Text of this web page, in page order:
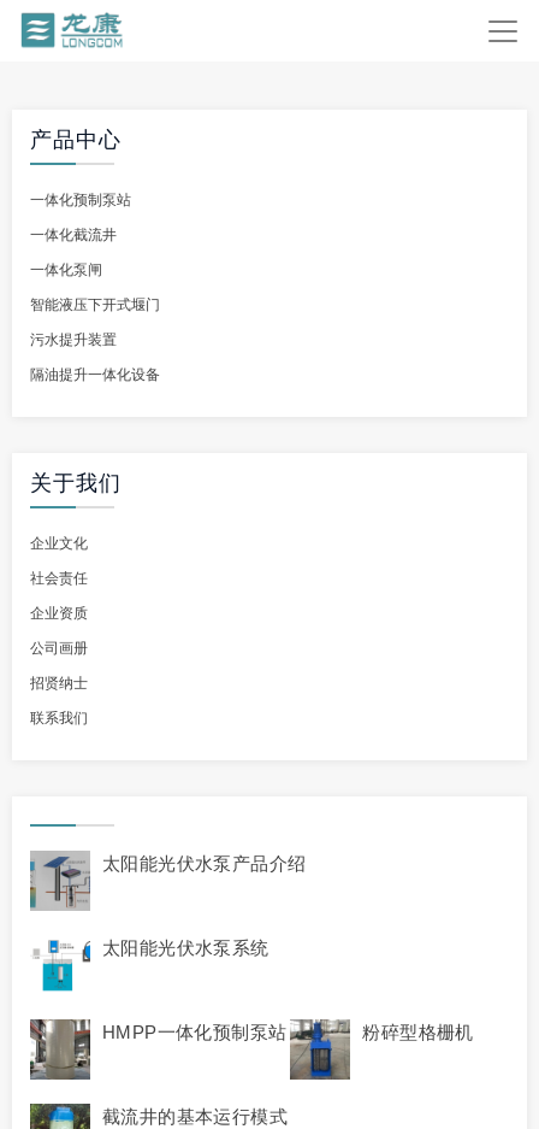
产品中心
一体化预制泵站
一体化截流井
一体化泵闸
智能液压下开式堰门
污水提升装置
隔油提升一体化设备
关于我们
企业文化
社会责任
企业资质
公司画册
招贤纳士
联系我们
太阳能光伏水泵产品介绍
太阳能光伏水泵系统
HMPP一体化预制泵站 粉碎型格栅机
截流井的基本运行模式